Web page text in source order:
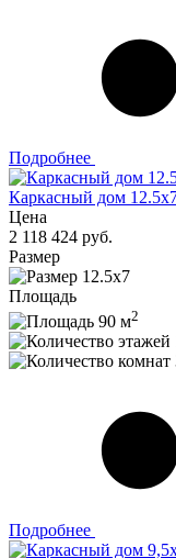
Подробнее
Каркасный дом
Цена
2 118 424 руб.
Размер
12.5х7
Площадь
90 м2
Подробнее